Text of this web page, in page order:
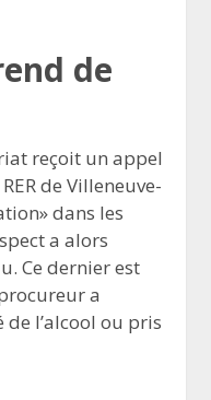
de
reçoit un appel
de Villeneuve-
dans les
a alors
Ce dernier est
a
l’alcool ou pris